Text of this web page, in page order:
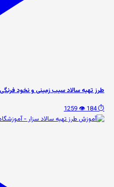
طرز تهیه سالاد سیب زمینی و نخود
⏱️ 184
👁️ 1259